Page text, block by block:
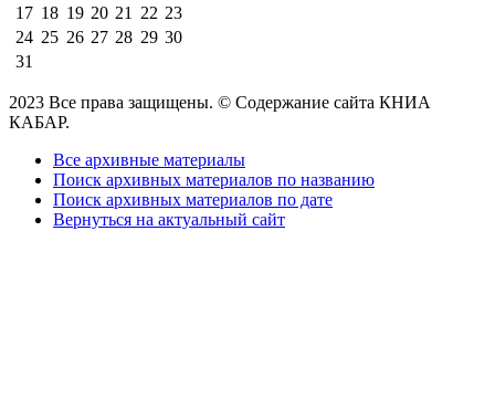
17 18 19 20 21 22 23
24 25 26 27 28 29 30
31
2023 Все права защищены. © Содержание сайта КНИА
КАБАР.
Все архивные материалы
Поиск архивных материалов по названию
Поиск архивных материалов по дате
Вернуться на актуальный сайт